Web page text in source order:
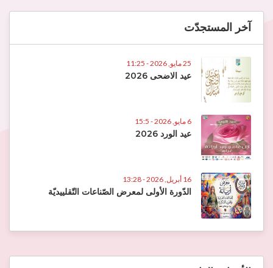
آخر المستجدّت
25 مايو, 2026 - 11:25
عيد الاضحى 2026
6 مايو, 2026 - 15:5
عيد الورد 2026
16 أبريل, 2026 - 13:28
الدّورة الأولى لمعرض الصّناعات التّقلييديّة